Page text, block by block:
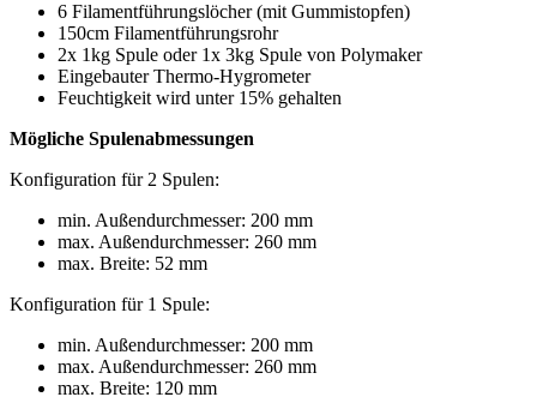
6 Filamentführungslöcher (mit Gummistopfen)
150cm Filamentführungsrohr
2x 1kg Spule oder 1x 3kg Spule von Polymaker
Eingebauter Thermo-Hygrometer
Feuchtigkeit wird unter 15% gehalten
Mögliche Spulenabmessungen
Konfiguration für 2 Spulen:
min. Außendurchmesser: 200 mm
max. Außendurchmesser: 260 mm
max. Breite: 52 mm
Konfiguration für 1 Spule:
min. Außendurchmesser: 200 mm
max. Außendurchmesser: 260 mm
max. Breite: 120 mm